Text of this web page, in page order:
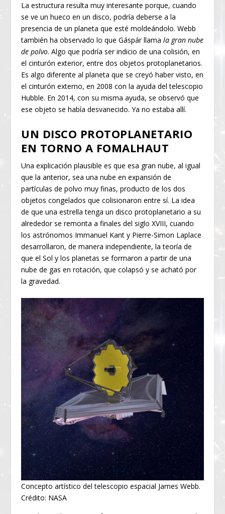
La estructura resulta muy interesante porque, cuando
se ve un hueco en un disco, podría deberse a la
presencia de un planeta que esté moldeándolo. Webb
también ha observado lo que Gáspár llamala gran nube
de polvo. Algo que podría ser indicio de una colisión, en
el cinturón exterior, entre dos objetos protoplanetarios.
Es algo diferente al planeta que se creyó haber visto, en
el cinturón externo, en 2008 con la ayuda del telescopio
Hubble. En 2014, con su misma ayuda, se observó que
ese objeto se había desvanecido. Ya no estaba allí.
UN DISCO PROTOPLANETARIO
EN TORNO A FOMALHAUT
Una explicación plausible es que esa gran nube, al igual
que la anterior, sea una nube en expansión de
partículas de polvo muy finas, producto de los dos
objetos congelados que colisionaron entre sí. La idea
de que una estrella tenga un disco protoplanetario a su
alrededor se remonta a finales del siglo XVIII, cuando
los astrónomos Immanuel Kant y Pierre-Simon Laplace
desarrollaron, de manera independiente, la teoría de
que el Sol y los planetas se formaron a partir de una
nube de gas en rotación, que colapsó y se acható por
la gravedad.
Concepto artístico del telescopio espacial James Webb.
Crédito: NASA